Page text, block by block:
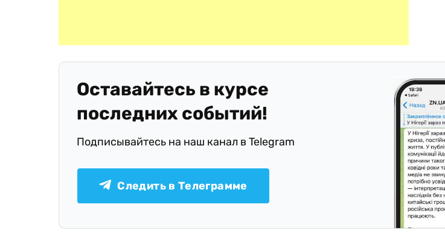
Оставайтесь в курсе
последних событий!
Подписывайтесь на наш канал в Telegram
Следить в Телеграмме